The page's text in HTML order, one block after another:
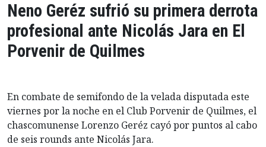
Neno Geréz sufrió su primera derrota
profesional ante Nicolás Jara en El
Porvenir de Quilmes
En combate de semifondo de la velada disputada este
viernes por la noche en el Club Porvenir de Quilmes, el
chascomunense Lorenzo Geréz cayó por puntos al cabo
de seis rounds ante Nicolás Jara.